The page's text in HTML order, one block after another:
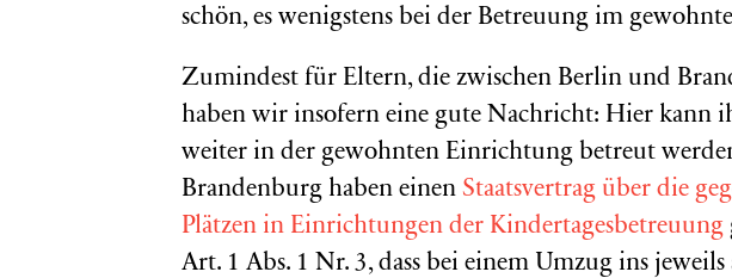
schön, es wenigstens bei der Betreuung im
Zumindest für Eltern, die zwischen Berlin und
haben wir insofern eine gute Nachricht: Hier kann
weiter in der gewohnten Einrichtung betreut
Brandenburg haben einen Staatsvertrag über die
Plätzen in Einrichtungen der Kindertagesbetreuung
Art. 1 Abs. 1 Nr. 3, dass bei einem Umzug ins